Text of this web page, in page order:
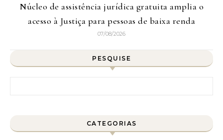
Núcleo de assistência jurídica gratuita amplia o
acesso à Justiça para pessoas de baixa renda
07/08/2026
PESQUISE
CATEGORIAS